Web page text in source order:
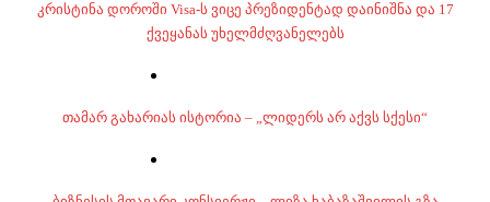
კრისტინა დოროში Visa-ს ვიცე პრეზიდენტად დაინიშნა და 17
ქვეყანას უხელმძღვანელებს
თამარ გახარიას ისტორია – „ლიდერს არ აქვს სქესი“